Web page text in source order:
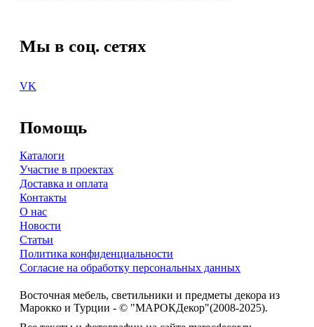
Мы в соц. сетях
VK
Помощь
Каталоги
Участие в проектах
Доставка и оплата
Контакты
О нас
Новости
Статьи
Политика конфиденциальности
Согласие на обработку персональных данных
Восточная мебель, светильники и предметы декора из
Марокко и Турции - © "МАРОКДекор"(2008-2025).